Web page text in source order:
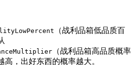
（战利品箱低品质百
（战利品箱高品质概率
，出好东西的概率越大。